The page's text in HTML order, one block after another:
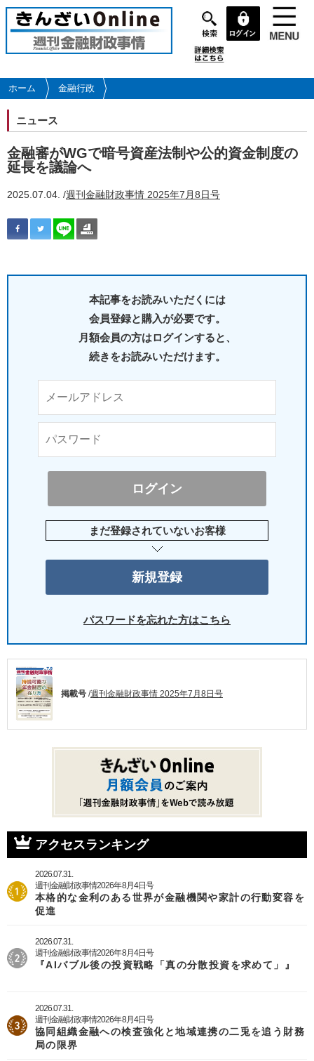
メ
イ
コ
ン
に
移
動
ホーム 金融行政
ニュース
金融審がWGで暗号資産法制や公的資金制度の
延長を議論へ
2025.07.04. /週刊金融財政事情 2025年7月8日号
本記事をお読みいただくには
会員登録と購入が必要です。
月額会員の方はログインすると、
続きをお読みいただけます。
まだ登録されていないお客様
パスワードを忘れた方はこちら
掲載号 /週刊金融財政事情 2025年7月8日号
アクセスランキング
2026.07.31.
週刊金融財政事情2026年8月4日号
本格的な金利のある世界が金融機関や家計の行動変容を
促進
2026.07.31.
週刊金融財政事情2026年8月4日号
『AIバブル後の投資戦略「真の分散投資を求めて」』
2026.07.31.
週刊金融財政事情2026年8月4日号
協同組織金融への検査強化と地域連携の二兎を追う財務
局の限界